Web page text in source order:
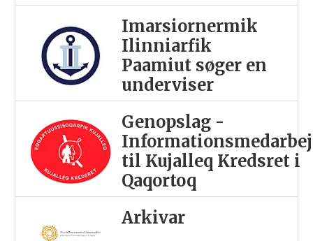
Imarsiornermik
Ilinniarfik
Paamiut søger en
underviser
Genopslag -
til Kujalleq Kredsret i
Qaqortoq
Arkivar